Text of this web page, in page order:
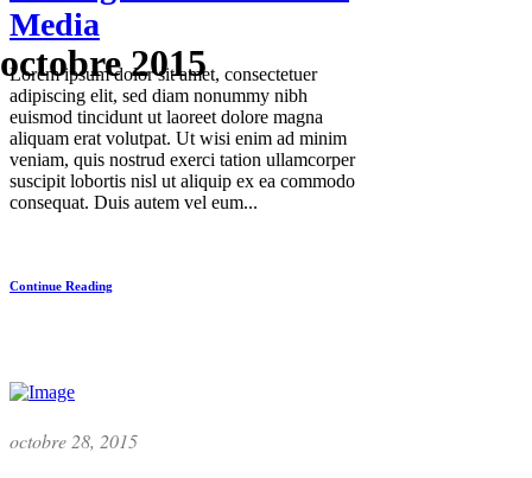
octobre 2015
Media
Lorem ipsum dolor sit amet, consectetuer
adipiscing elit, sed diam nonummy nibh
euismod tincidunt ut laoreet dolore magna
aliquam erat volutpat. Ut wisi enim ad minim
veniam, quis nostrud exerci tation ullamcorper
suscipit lobortis nisl ut aliquip ex ea commodo
consequat. Duis autem vel eum...
Continue Reading
octobre 28, 2015